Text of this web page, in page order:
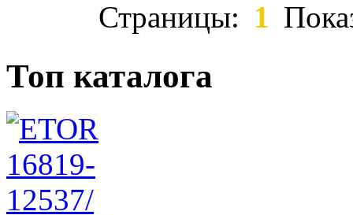
Страницы: 1
Топ каталога